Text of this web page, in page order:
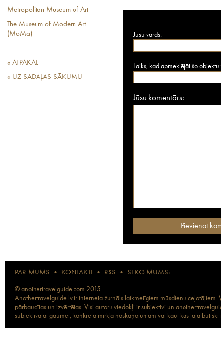
Metropolitan Museum of Art
The Museum of Modern Art
(MoMa)
« ATPAKAĻ
« UZ SADAĻAS SĀKUMU
Jūsu vārds:
Laiks, kad apmeklējāt šo objektu:
Jūsu komentārs:
PAR MUMS • KONTAKTI • RSS • SEKO MUMS:
© anothertravelguide.com 2015
Anothertravelguide.lv ir interneta žurnāls laikmetīgiem mūsdienu
pārbaudītas un izvērtētas. Visi autoru viedokļi ir subjektīvi un
subjektīvajai gaumei, konkrētā mirkļa noskaņojumam vai kaut kas tajā